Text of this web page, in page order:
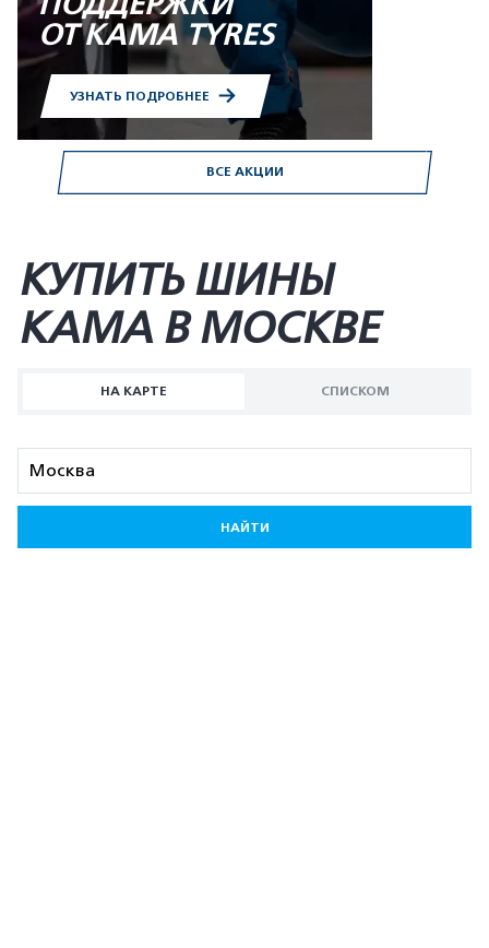
ВСЕ АКЦИИ
ОТ KAMA TYRES
УЗНАТЬ ПОДРОБНЕЕ
КУПИТЬ ШИНЫ
KAMA В МОСКВЕ
НА КАРТЕ СПИСКОМ
НАЙТИ